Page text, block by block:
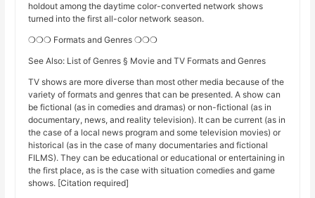
holdout among the daytime color-converted network shows
turned into the first all-color network season.
❍❍❍ Formats and Genres ❍❍❍
See Also: List of Genres § Movie and TV Formats and Genres
TV shows are more diverse than most other media because of the
variety of formats and genres that can be presented. A show can
be fictional (as in comedies and dramas) or non-fictional (as in
documentary, news, and reality television). It can be current (as in
the case of a local news program and some television movies) or
historical (as in the case of many documentaries and fictional
FILMS). They can be educational or educational or entertaining in
the first place, as is the case with situation comedies and game
shows. [Citation required]